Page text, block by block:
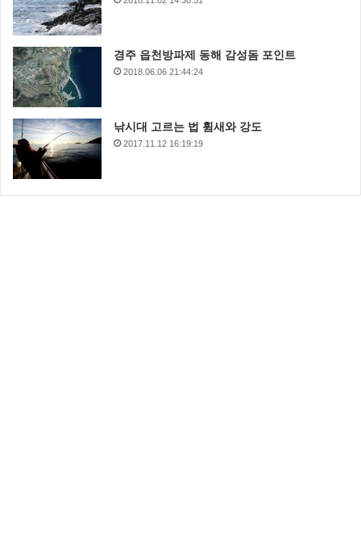
경주 읍천방파제 동해 감성돔 포인트
2018.06.06 21:44:24
낚시대 고르는 법 휨새와 강도
2017.11.12 16:19:19